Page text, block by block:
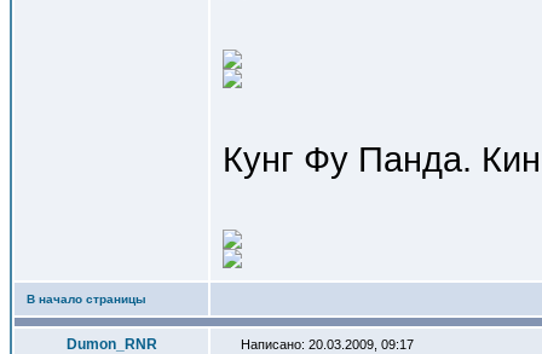
Кунг Фу Панда.
В начало страницы
Dumon_RNR Написано: 20.03.2009, 09:17